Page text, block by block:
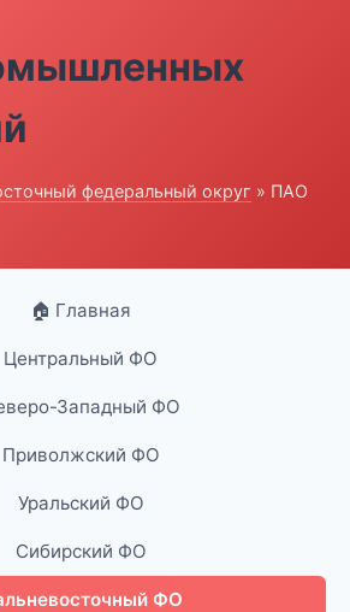
федеральный округ » ПАО
🏠 Главная
Центральный ФО
Западный ФО
Приволжский ФО
Уральский ФО
Сибирский ФО
ФО